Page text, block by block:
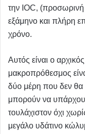
την IOC, (προσωρινή
εξάμηνο και πλήρη
χρόνο.
Αυτός είναι ο
μακροπρόθεσμος
δύο μέρη που δεν θα
μπορούν να
τουλάχιστον όχι
μεγάλο υδάτινο